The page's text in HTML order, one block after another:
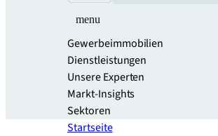
menu
Gewerbeimmobilien
Dienstleistungen
Unsere Experten
Markt-Insights
Sektoren​
Startseite